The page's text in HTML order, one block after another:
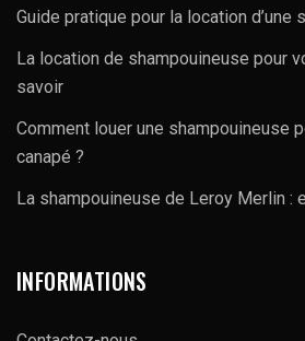
Guide pratique pour la location d’une
La location de shampouineuse pour
savoir
Comment louer une shampouineuse
canapé ?
La shampouineuse de Leroy Merlin :
INFORMATIONS